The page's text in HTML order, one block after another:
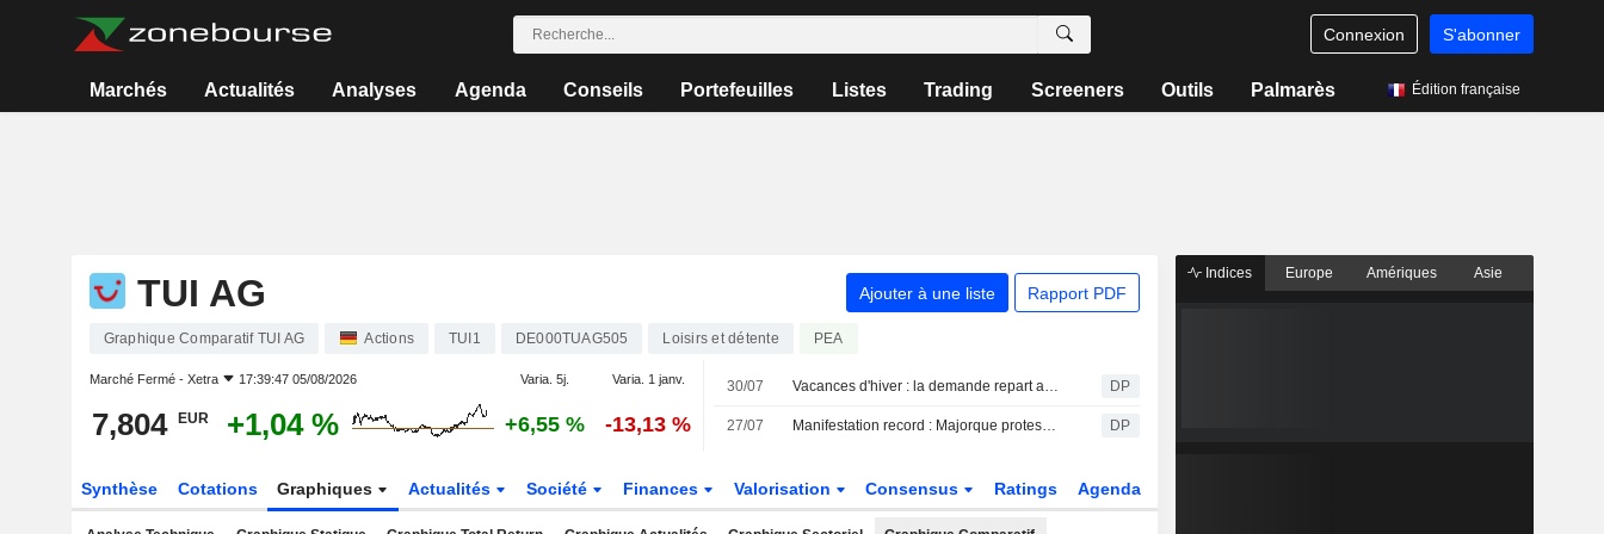
Connexion S'abonner
Marchés Actualités Analyses Agenda Conseils Portefeuilles Listes Trading Screeners Outils Palmarès Édition française
TUI AG Ajouter à une liste Rapport PDF
Graphique Comparatif TUI AG Actions TUI1 DE000TUAG505 Loisirs et détente PEA
Marché Fermé - Xetra 17:39:47 05/08/2026 Varia. 5j. Varia. 1 janv.
7,804 EUR +1,04 % +6,55 % -13,13 %
30/07 Vacances d'hiver : la demande repart après un démarrage tardif DP
27/07 Manifestation record : Majorque proteste contre le " tsunami touristique » DP
Synthèse Cotations Graphiques Actualités Société Finances Valorisation Consensus Ratings Agenda
Indices Europe Amériques Asie